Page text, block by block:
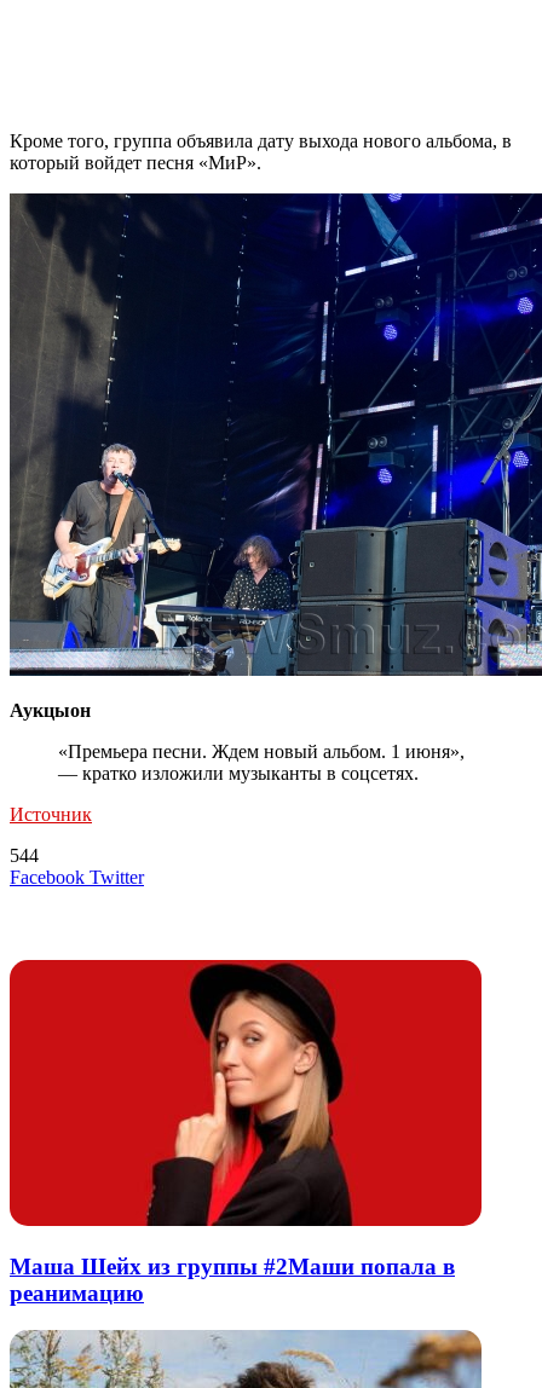
Кроме того, группа объявила дату выхода нового альбома, в
который войдет песня «МиР».
Аукцыон
«Премьера песни. Ждем новый альбом. 1 июня»,
— кратко изложили музыканты в соцсетях.
Источник
544
Facebook TwitterLinkedIn
Tumblr
Reddit
Вконтакте
Одноклассники
Skype
Messenger
Messenger
WhatsApp
Telegram
Viber
Line
Поделиться
Печатать
Маша Шейх из группы #2Маши попала в
реанимацию